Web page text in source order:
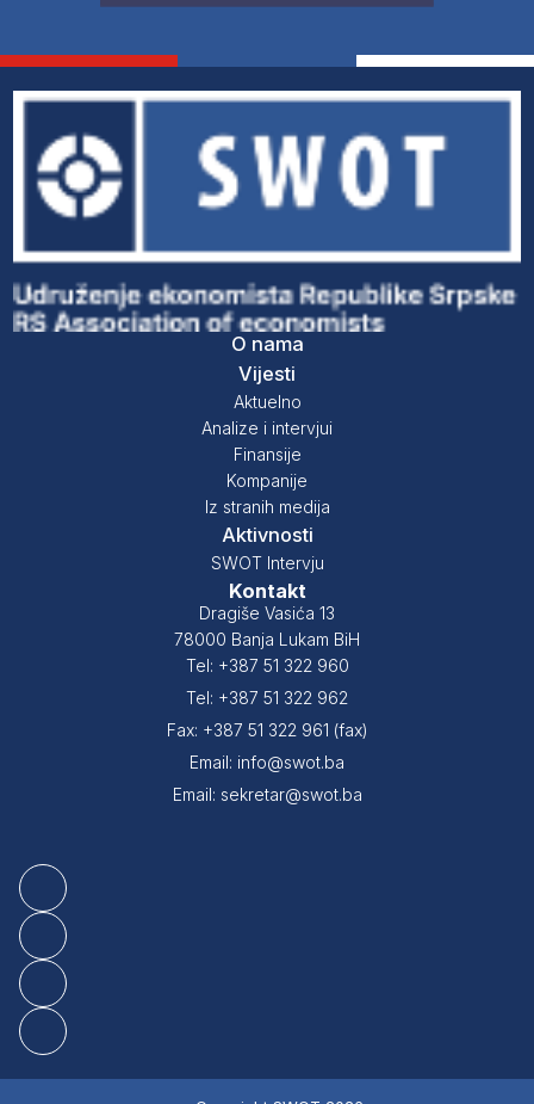
O nama
Vijesti
Aktuelno
Analize i intervjui
Finansije
Kompanije
Iz stranih medija
Aktivnosti
SWOT Intervju
Kontakt
Dragiše Vasića 13
78000 Banja Lukam BiH
Tel: +387 51 322 960
Tel: +387 51 322 962
Fax: +387 51 322 961 (fax)
Email: info@swot.ba
Email: sekretar@swot.ba